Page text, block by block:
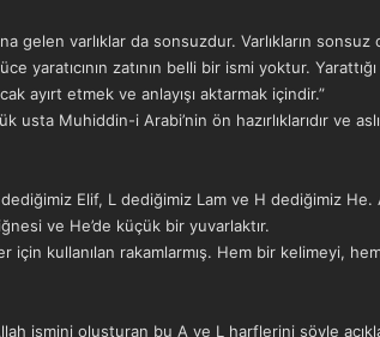
varlıklar da sonsuzdur. Varlıkların sonsuz
yaratıcının zatının belli bir ismi yoktur.
ayırt etmek ve anlayışı aktarmak içindir.”
usta Muhiddin-i Arabi’nin ön hazırlıklarıdır ve
Elif, L dediğimiz Lam ve H dediğimiz He.
ve He’de küçük bir yuvarlaktır.
için kullanılan rakamlarmış. Hem bir kelimeyi,
ismini oluşturan bu A ve L harflerini şöyle